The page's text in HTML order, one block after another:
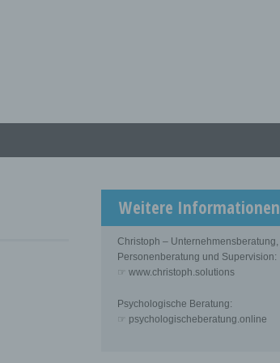
Weitere Informationen
Christoph – Unternehmensberatung,
Personenberatung und Supervision:
☞ www.christoph.solutions
Psychologische Beratung:
☞ psychologischeberatung.online